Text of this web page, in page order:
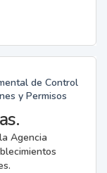
de Control
y Permisos
Agencia